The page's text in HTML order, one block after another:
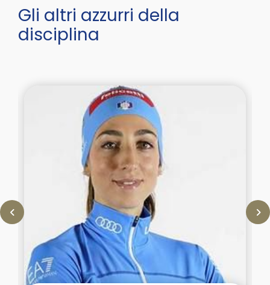
Gli altri azzurri della
disciplina